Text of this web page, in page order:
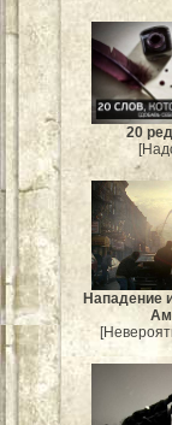
20
Нападение